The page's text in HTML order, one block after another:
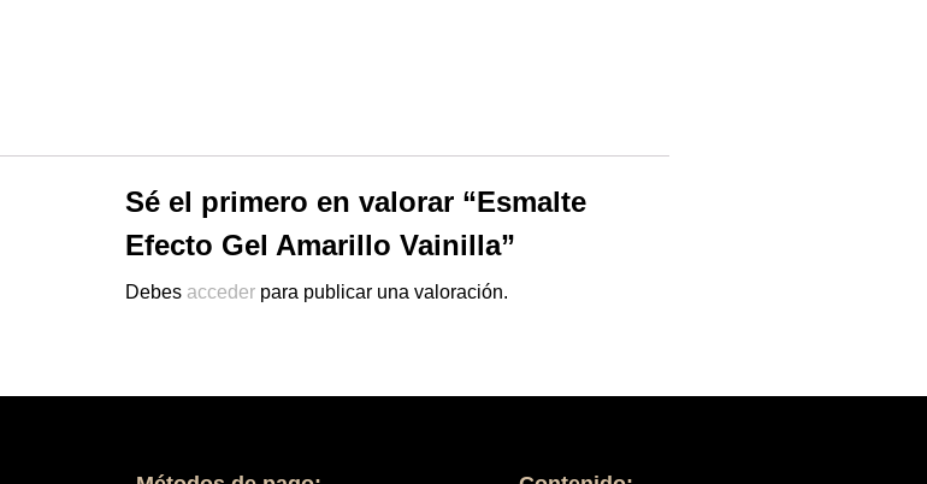
Sé el primero en valorar “Esmalte
Efecto Gel Amarillo Vainilla”
Debes acceder para publicar una valoración.